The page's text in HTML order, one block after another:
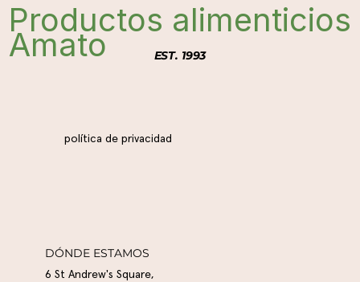
política de privacidad
DÓNDE ESTAMOS
6 St Andrew's Square,
Productos alimenticios
Amato EST. 1993